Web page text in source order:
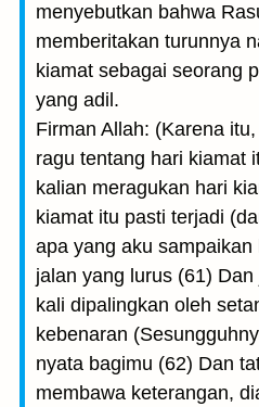
menyebutkan bahwa
memberitakan turunnya
kiamat sebagai seorang
yang adil.
Firman Allah: (Karena
ragu tentang hari kiamat
kalian meragukan hari
kiamat itu pasti terjadi
apa yang aku
jalan yang lurus (61)
kali dipalingkan oleh
kebenaran
nyata bagimu (62) Dan
membawa keterangan,